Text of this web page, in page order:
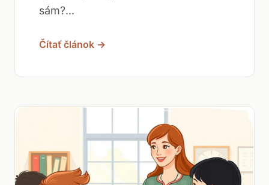
sám?...
Čítať článok →